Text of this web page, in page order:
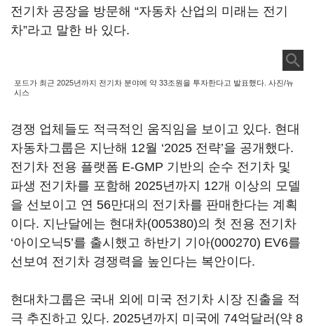
전기차 공장을 방문해 “자동차 산업의 미래는 전기
차”라고 말한 바 있다.
포드가 최근 2025년까지 전기차 분야에 약 33조원을 투자한다고 발표했다. 사진/뉴
시스
경쟁 업체들도 적극적인 움직임을 보이고 있다. 현대
자동차그룹은 지난해 12월 ‘2025 전략’을 공개했다.
전기차 전용 플랫폼 E-GMP 기반의 순수 전기차 및
파생 전기차를 포함해 2025년까지 12개 이상의 모델
을 선보이고 연 56만대의 전기차를 판매한다는 계획
이다. 지난달에는 현대차(005380)의 첫 전용 전기차
‘아이오닉5’를 출시했고 하반기 기아(000270) EV6를
선보여 전기차 경쟁력을 높인다는 복안이다.
현대차그룹은 국내 외에 미국 전기차 시장 진출을 적
극 추진하고 있다. 2025년까지 미국에 74억달러(약 8